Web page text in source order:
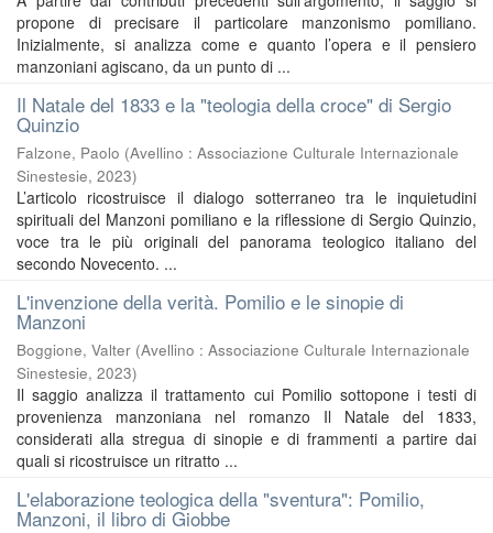
propone di precisare il particolare manzonismo pomiliano.
Inizialmente, si analizza come e quanto l’opera e il pensiero
manzoniani agiscano, da un punto di ...
Il Natale del 1833 e la "teologia della croce" di Sergio
Quinzio
Falzone, Paolo (Avellino : Associazione Culturale Internazionale
Sinestesie, 2023)
L’articolo ricostruisce il dialogo sotterraneo tra le inquietudini
spirituali del Manzoni pomiliano e la riflessione di Sergio Quinzio,
voce tra le più originali del panorama teologico italiano del
secondo Novecento. ...
L'invenzione della verità. Pomilio e le sinopie di
Manzoni
Boggione, Valter (Avellino : Associazione Culturale Internazionale
Sinestesie, 2023)
Il saggio analizza il trattamento cui Pomilio sottopone i testi di
provenienza manzoniana nel romanzo Il Natale del 1833,
considerati alla stregua di sinopie e di frammenti a partire dai
quali si ricostruisce un ritratto ...
L'elaborazione teologica della "sventura": Pomilio,
Manzoni, il libro di Giobbe